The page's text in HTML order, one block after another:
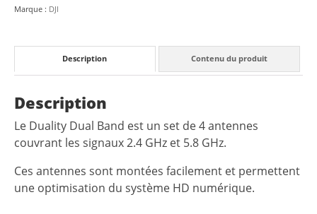
FPV
Marque : DJI
Description Contenu du produit
Description
Le Duality Dual Band est un set de 4 antennes
couvrant les signaux 2.4 GHz et 5.8 GHz.
Ces antennes sont montées facilement et permettent
une optimisation du système HD numérique.